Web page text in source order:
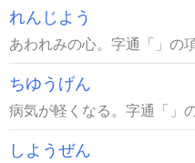
れんじよう
あわれみの心。字通「」の
ちゆうげん
病気が軽くなる。字通「」
しようぜん